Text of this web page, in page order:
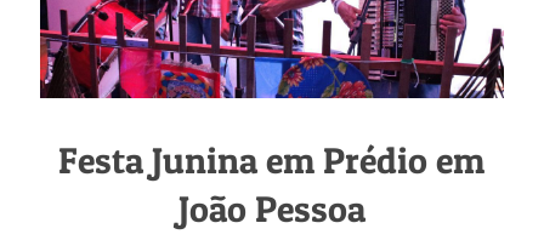
Festa Junina em Prédio em
João Pessoa